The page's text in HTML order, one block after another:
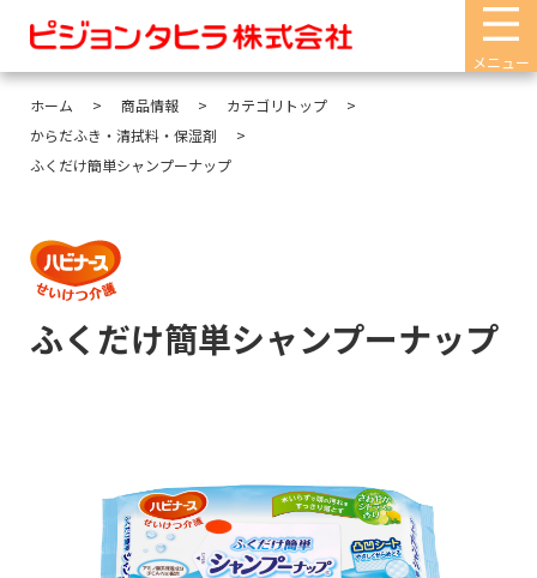
メニュー
ホーム 商品情報
カテゴリトップ
からだふき・清拭料・保湿剤
ふくだけ簡単シャンプーナップ
ふくだけ簡単シャンプーナップ